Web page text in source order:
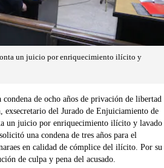
un juicio por enriquecimiento ilícito y
de ocho años de privación de libertad
exsecretario del Jurado de Enjuiciamiento de
un juicio por enriquecimiento ilícito y lavado
una condena de tres años para el
en calidad de cómplice del ilícito. Por su
de culpa y pena del acusado.